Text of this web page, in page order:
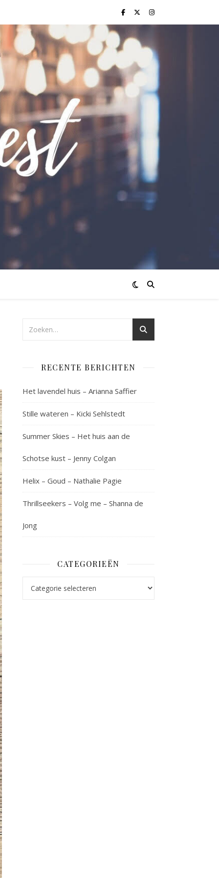
RECENTE BERICHTEN
Het lavendel huis – Arianna Saffier
Stille wateren – Kicki Sehlstedt
Summer Skies – Het huis aan de
Schotse kust – Jenny Colgan
Helix – Goud – Nathalie Pagie
Thrillseekers – Volg me – Shanna de
Jong
CATEGORIEËN